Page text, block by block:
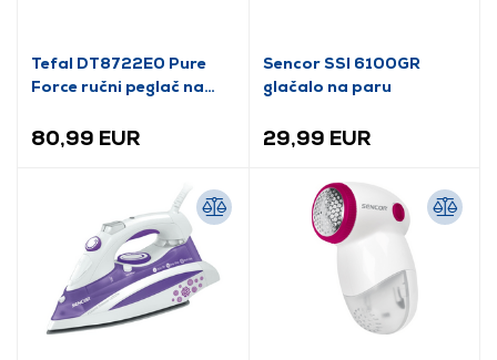
Tefal DT8722E0 Pure
Force ručni peglač na
80,99 EUR
Sencor SSI 6100GR
glačalo na paru
29,99 EUR